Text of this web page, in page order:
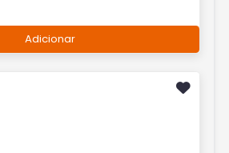
Adicionar